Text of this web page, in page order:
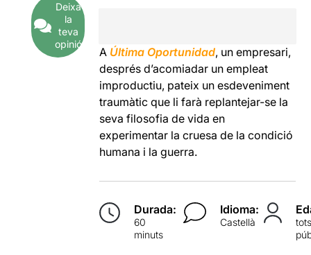
Deixa
la
teva
opinió
A Última Oportunidad, un empresari,
després d’acomiadar un empleat
improductiu, pateix un esdeveniment
traumàtic que li farà replantejar-se la
seva filosofia de vida en
experimentar la cruesa de la condició
humana i la guerra.
Durada:
60
minuts
Idioma:
Castellà